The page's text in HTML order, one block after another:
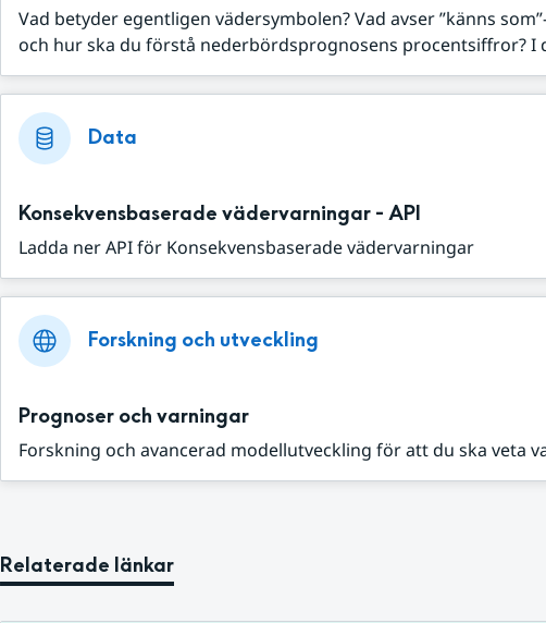
Vad betyder egentligen vädersymbolen? Vad avser ”känns
och hur ska du förstå nederbördsprognosens procentsiffror? I
Data
Konsekvensbaserade vädervarningar - API
Ladda ner API för Konsekvensbaserade vädervarningar
Forskning och utveckling
Prognoser och varningar
Forskning och avancerad modellutveckling för att du ska veta
Relaterade länkar